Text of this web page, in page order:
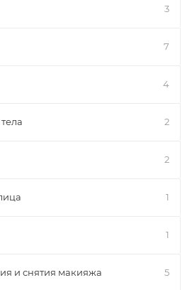
3
7
4
2
2
1
1
и снятия макияжа 5